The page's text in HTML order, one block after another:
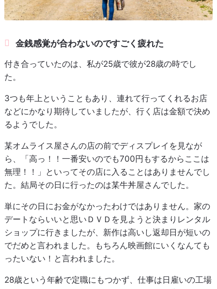
金銭感覚が合わないのですごく疲れた
付き合っていたのは、私が25歳で彼が28歳の時でし
た。
3つも年上ということもあり、連れて行ってくれるお店
などにかなり期待していましたが、行く店は金額で決め
るようでした。
某オムライス屋さんの店の前でディスプレイを見なが
ら、「高っ！！一番安いのでも700円もするからここは
無理！！」といってその店に入ることはありませんでし
た。結局その日に行ったのは某牛丼屋さんでした。
単にその日にお金がなかったわけではありません。家の
デートならいいと思いＤＶＤを見ようと決まりレンタル
ショップに行きましたが、新作は高いし返却日が短いの
でだめと言われました。もちろん映画館にいくなんても
ったいない！と言われました。
28歳という年齢で定職にもつかず、仕事は日雇いの工場